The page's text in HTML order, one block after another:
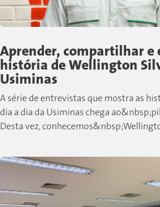
Aprender, compartilhar e
história de Wellington
Usiminas
A série de entrevistas que mostra as
dia a dia da Usiminas chega
Desta vez,